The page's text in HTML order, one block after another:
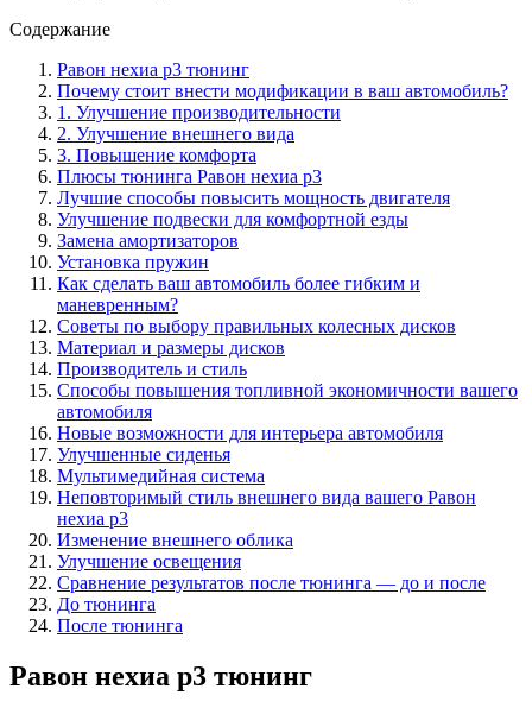
Содержание
Равон нехиа р3 тюнинг
Почему стоит внести модификации в ваш автомобиль?
1. Улучшение производительности
2. Улучшение внешнего вида
3. Повышение комфорта
Плюсы тюнинга Равон нехиа р3
Лучшие способы повысить мощность двигателя
Улучшение подвески для комфортной езды
Замена амортизаторов
Установка пружин
Как сделать ваш автомобиль более гибким и
маневренным?
Советы по выбору правильных колесных дисков
Материал и размеры дисков
Производитель и стиль
Способы повышения топливной экономичности вашего
автомобиля
Новые возможности для интерьера автомобиля
Улучшенные сиденья
Мультимедийная система
Неповторимый стиль внешнего вида вашего Равон
нехиа р3
Изменение внешнего облика
Улучшение освещения
Сравнение результатов после тюнинга — до и после
До тюнинга
После тюнинга
Равон нехиа р3 тюнинг